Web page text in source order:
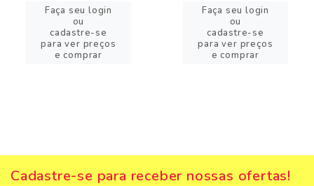
Faça seu login
ou
cadastre-se
para ver preços
e comprar
Faça seu login
ou
cadastre-se
para ver preços
e comprar
Cadastre-se para receber nossas ofertas!